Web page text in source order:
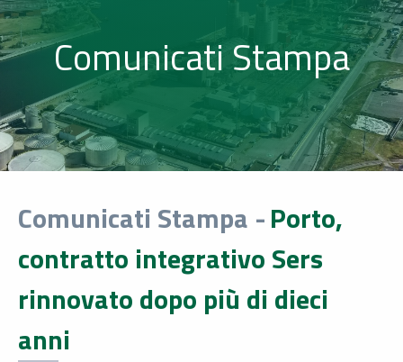
Comunicati Stampa
Comunicati Stampa -Porto,
contratto integrativo Sers
rinnovato dopo più di dieci
anni